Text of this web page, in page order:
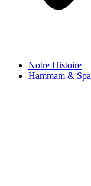
Notre Histoire
Hammam & Spa